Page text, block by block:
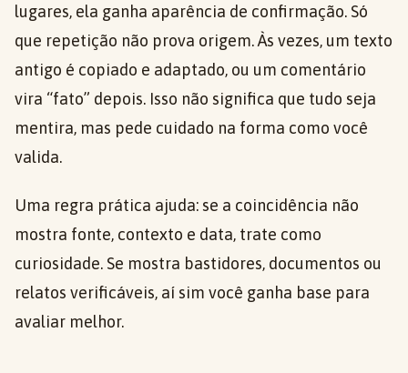
lugares, ela ganha aparência de confirmação. Só
que repetição não prova origem. Às vezes, um texto
antigo é copiado e adaptado, ou um comentário
vira “fato” depois. Isso não significa que tudo seja
mentira, mas pede cuidado na forma como você
valida.
Uma regra prática ajuda: se a coincidência não
mostra fonte, contexto e data, trate como
curiosidade. Se mostra bastidores, documentos ou
relatos verificáveis, aí sim você ganha base para
avaliar melhor.